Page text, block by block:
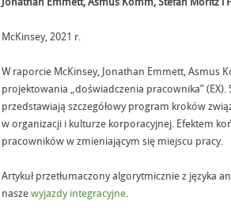
McKinsey, 2021 r.
W raporcie McKinsey, Jonathan Emmett, Asmus
projektowania „doświadczenia pracownika”
przedstawiają szczegółowy program kroków
w organizacji i kulturze korporacyjnej. Efektem
pracowników w zmieniającym się miejscu pracy.
Artykuł przetłumaczony algorytmicznie z języka
nasze wyjazdy integracyjne.